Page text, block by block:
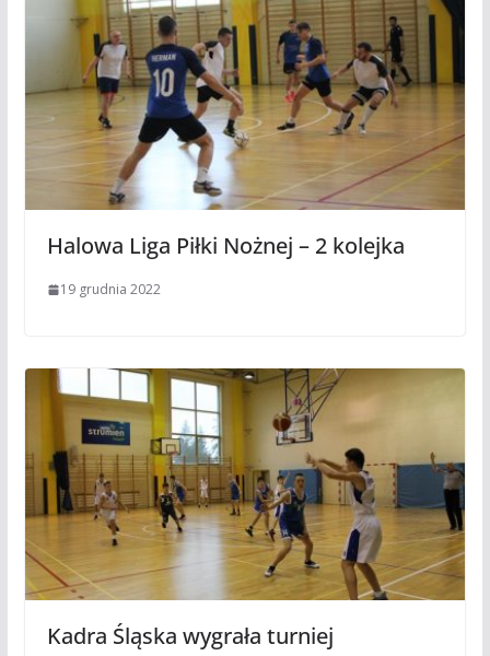
Halowa Liga Piłki Nożnej – 2 kolejka
19 grudnia 2022
Kadra Śląska wygrała turniej